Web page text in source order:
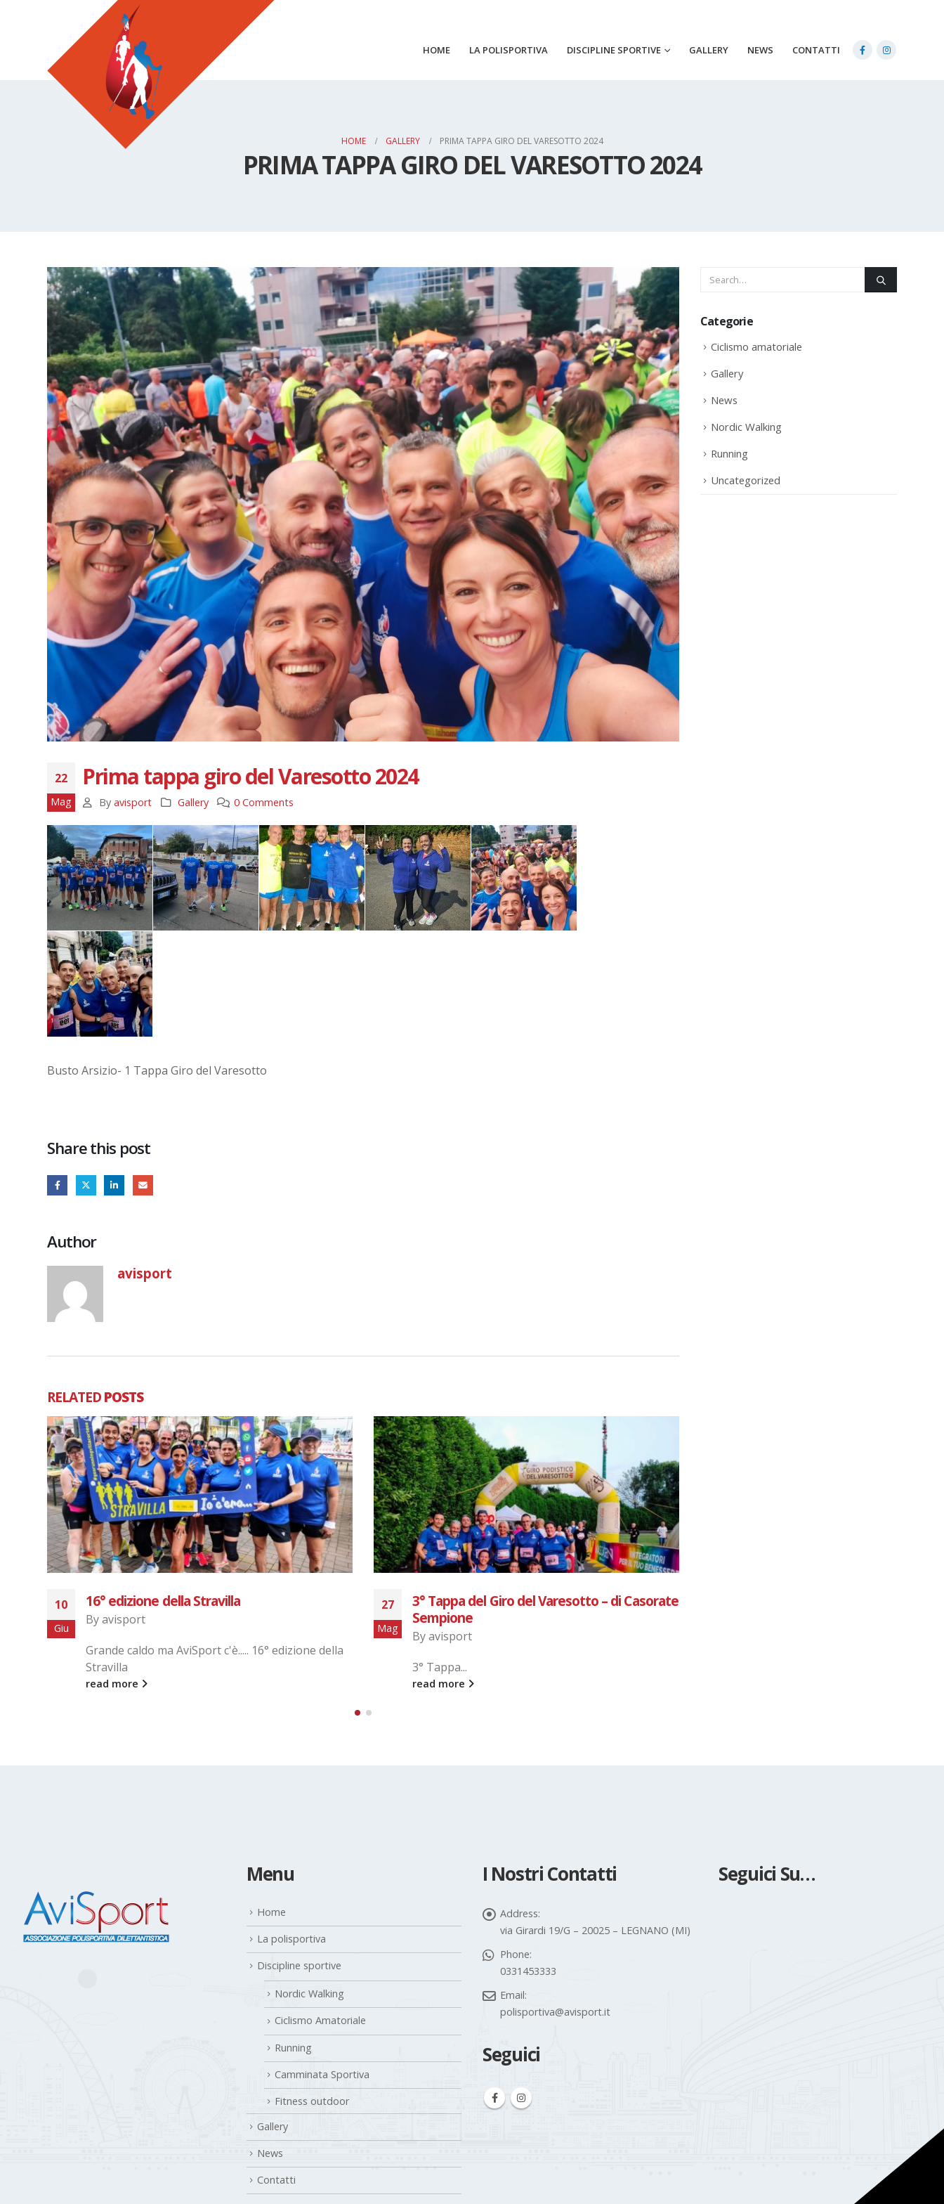
HOME LA POLISPORTIVA DISCIPLINE SPORTIVE GALLERY NEWS CONTATTI
HOME GALLERY PRIMA TAPPA GIRO DEL VARESOTTO 2024
PRIMA TAPPA GIRO DEL VARESOTTO 2024
22
Mag
Prima tappa giro del Varesotto 2024
By avisport Gallery 0 Comments
Busto Arsizio- 1 Tappa Giro del Varesotto
Share this post
Author
avisport
RELATEDPOSTS
27
Mag
3° Tappa del Giro del Varesotto – di Casorate
Sempione
3° Tappa...
read more
09
Dic
RUNT’AMBROEUS 2021
Byavisport
Categorie
Ciclismo amatoriale
Gallery
News
Nordic Walking
Running
Uncategorized
Menu
Home
La polisportiva
Discipline sportive
Nordic Walking
Ciclismo Amatoriale
Running
Camminata Sportiva
Fitness outdoor
Gallery
News
Contatti
I Nostri Contatti
Address:
via Girardi 19/G – 20025 – LEGNANO (MI)
Phone:
0331453333
Email:
polisportiva@avisport.it
Seguici
Seguici Su…